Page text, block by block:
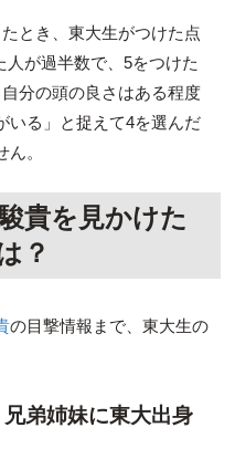
とき、東大生がつけた点
人が過半数で、5をつけた
分の頭の良さはある程度
いる」と捉えて4を選んだ
。
貴を見かけた
？
の目撃情報まで、東大生の
弟姉妹に東大出身